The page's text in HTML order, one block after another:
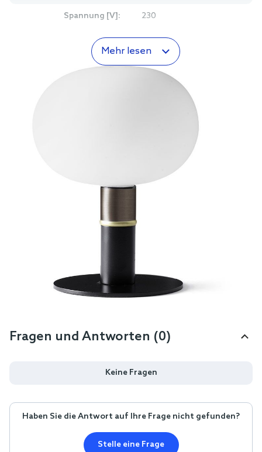
Spannung [V]: 230
Mehr lesen
Fragen und Antworten (0)
Keine Fragen
Haben Sie die Antwort auf Ihre Frage nicht gefunden?
Stelle eine Frage